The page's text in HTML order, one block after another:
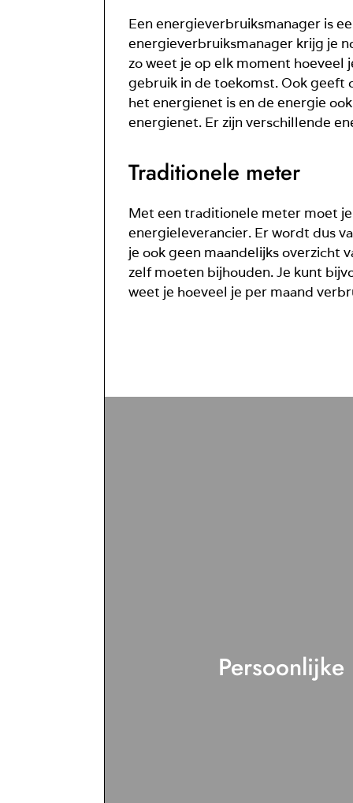
Een energieverbruiksmanager is
energieverbruiksmanager krijg je
zo weet je op elk moment hoeveel
gebruik in de toekomst. Ook
het energienet is en de energie
energienet. Er zijn verschillende
Traditionele meter
Met een traditionele meter moet
energieleverancier. Er wordt dus
je ook geen maandelijks overzicht
zelf moeten bijhouden. Je kunt
weet je hoeveel je per maand